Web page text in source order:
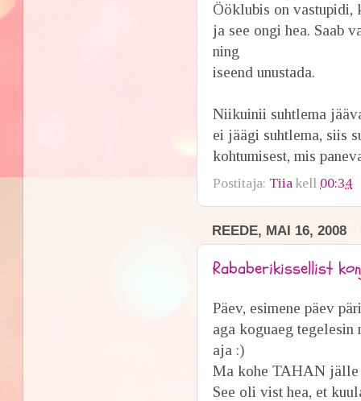
Ööklubis on vastupidi,
ja see ongi hea. Saab
ning
iseend unustada.
Niikuinii suhtlema
ei jäägi suhtlema, siis
kohtumisest, mis
Postitaja: Tiia kell 00:34
REEDE, MAI 16, 2008
Rababerikissellist
Päev, esimene päev
aga koguaeg
aja :)
Ma kohe TAHAN jälle
See oli vist hea, et